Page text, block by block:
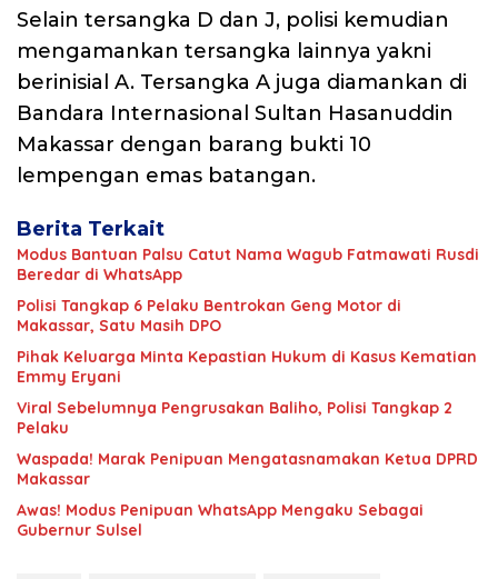
Selain tersangka D dan J, polisi kemudian
mengamankan tersangka lainnya yakni
berinisial A. Tersangka A juga diamankan di
Bandara Internasional Sultan Hasanuddin
Makassar dengan barang bukti 10
lempengan emas batangan.
Berita Terkait
Modus Bantuan Palsu Catut Nama Wagub Fatmawati Rusdi
Beredar di WhatsApp
Polisi Tangkap 6 Pelaku Bentrokan Geng Motor di
Makassar, Satu Masih DPO
Pihak Keluarga Minta Kepastian Hukum di Kasus Kematian
Emmy Eryani
Viral Sebelumnya Pengrusakan Baliho, Polisi Tangkap 2
Pelaku
Waspada! Marak Penipuan Mengatasnamakan Ketua DPRD
Makassar
Awas! Modus Penipuan WhatsApp Mengaku Sebagai
Gubernur Sulsel